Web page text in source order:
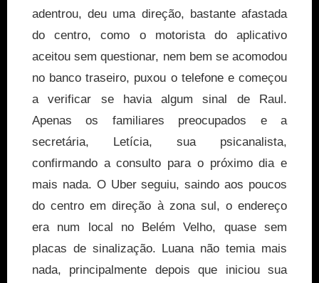
adentrou, deu uma direção, bastante afastada
do centro, como o motorista do aplicativo
aceitou sem questionar, nem bem se acomodou
no banco traseiro, puxou o telefone e começou
a verificar se havia algum sinal de Raul.
Apenas os familiares preocupados e a
secretária, Letícia, sua psicanalista,
confirmando a consulto para o próximo dia e
mais nada. O Uber seguiu, saindo aos poucos
do centro em direção à zona sul, o endereço
era num local no Belém Velho, quase sem
placas de sinalização. Luana não temia mais
nada, principalmente depois que iniciou sua